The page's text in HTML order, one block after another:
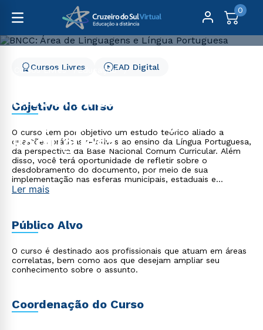
0
Cursos Livres
Educação
BNCC: Área de
Linguagens e Língua
Portuguesa
Cursos Livres EAD Digital
Objetivo do curso
O curso tem por objetivo um estudo teórico aliado a
questões práticas relativas ao ensino da Língua Portuguesa,
da perspectiva da Base Nacional Comum Curricular. Além
disso, você terá oportunidade de refletir sobre o
desdobramento do documento, por meio de sua
implementação nas esferas municipais, estaduais e
federais, o que implica, sobretudo, na questão da relação
Ler mais
Público Alvo
O curso é destinado aos profissionais que atuam em áreas
correlatas, bem como aos que desejam ampliar seu
conhecimento sobre o assunto.
Coordenação do Curso